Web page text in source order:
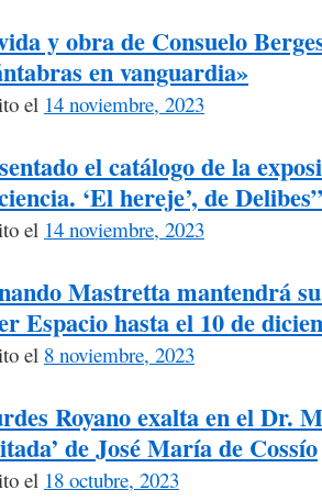
y obra de Consuelo
en vanguardia»
el 14 noviembre, 2023
el catálogo de la
‘El hereje’, de Delibes”
el 14 noviembre, 2023
Mastretta mantendrá
Espacio hasta el 10 de
el 8 noviembre, 2023
Royano exalta en el Dr.
de José María de Cossío
el 18 octubre, 2023